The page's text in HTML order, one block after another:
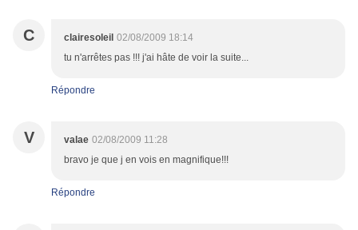
C clairesoleil 02/08/2009 18:14
tu n'arrêtes pas !!! j'ai hâte de voir la suite...
Répondre
V valae 02/08/2009 11:28
bravo je que j en vois en magnifique!!!
Répondre